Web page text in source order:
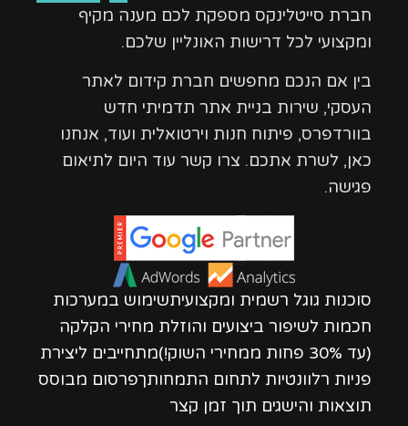
חברת סייטלינקס מספקת לכם מענה מקיף
ומקצועי לכל דרישות האונליין שלכם.
בין אם הנכם מחפשים חברת קידום לאתר
העסקי, שירות בניית אתר תדמיתי חדש
בוורדפרס, פיתוח חנות וירטואלית ועוד, אנחנו
כאן, לשרת אתכם. צרו קשר עוד היום לתיאום
פגישה.
סוכנות גוגל רשמית ומקצועיתשימוש במערכות
חכמות לשיפור ביצועים והוזלת מחירי הקלקה
(עד 30% פחות ממחירי השוק!)מתחייבים ליצירת
פניות רלוונטיות לתחום התמחותךפרסום מבוסס
תוצאות והישגים תוך זמן קצר